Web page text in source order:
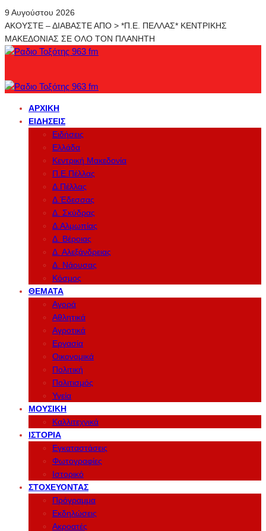
9 Αυγούστου 2026
ΑΚΟΥΣΤΕ – ΔΙΑΒΑΣΤΕ ΑΠΟ > *Π.Ε. ΠΕΛΛΑΣ* ΚΕΝΤΡΙΚΗΣ
ΜΑΚΕΔΟΝΙΑΣ ΣΕ ΟΛΟ ΤΟΝ ΠΛΑΝΗΤΗ
ΑΡΧΙΚΉ
ΕΙΔΉΣΕΙΣ
Ειδήσεις
Ελλάδα
Κεντρική Μακεδονία
Π.Ε.Πέλλας
Δ.Πέλλας
Δ.Έδεσσας
Δ. Σκύδρας
Δ.Αλμωπίας
Δ. Βέροιας
Δ. Αλεξάνδρειας
Δ. Νάουσας
Κόσμος
ΘΈΜΑΤΑ
Αγορά
Αθλητικά
Αγροτικά
Εργασία
Οικονομικά
Πολιτική
Πολιτισμός
Υγεία
ΜΟΥΣΙΚΉ
Καλλιτεχνικά
ΙΣΤΟΡΊΑ
Εγκαταστάσεις
Φωτογραφίες
Ιστορικό
ΣΤΟΧΕΎΟΝΤΑΣ
Πρόγραμμα
Εκδηλώσεις
Ακροατές